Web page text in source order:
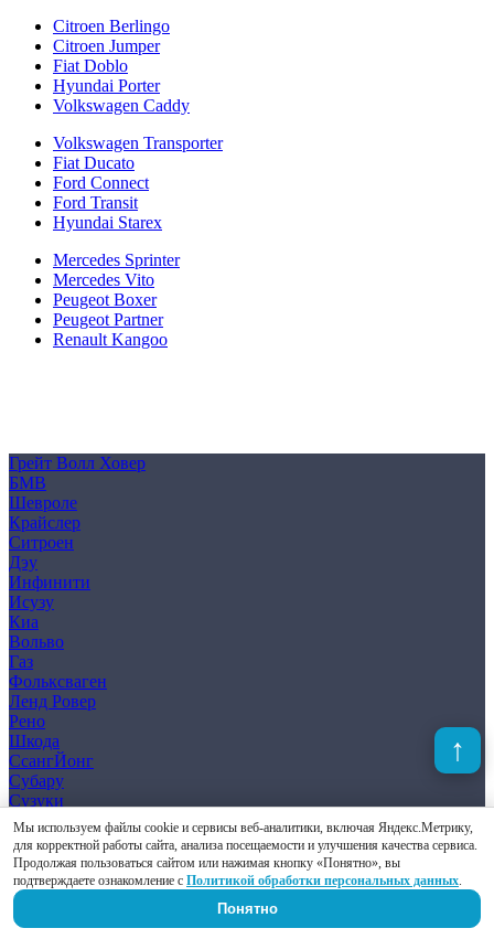
Citroen Berlingo
Citroen Jumper
Fiat Doblo
Hyundai Porter
Volkswagen Caddy
Volkswagen Transporter
Fiat Ducato
Ford Connect
Ford Transit
Hyundai Starex
Mercedes Sprinter
Mercedes Vito
Peugeot Boxer
Peugeot Partner
Renault Kangoo
Грейт Волл Ховер
БМВ
Шевроле
Крайслер
Ситроен
Дэу
Инфинити
Исузу
Киа
Вольво
Газ
Фольксваген
Ленд Ровер
Рено
Шкода
СсангЙонг
Субару
Сузуки
Альфа Ромео
Ауди
Форд
Лада
Мазда
Мерседес
Мы используем файлы cookie и сервисы веб-аналитики, включая Яндекс.Метрику,
для корректной работы сайта, анализа посещаемости и улучшения качества сервиса.
Продолжая пользоваться сайтом или нажимая кнопку «Понятно», вы
подтверждаете ознакомление с Политикой обработки персональных данных.
Понятно